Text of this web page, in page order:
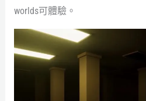
worlds可體驗。